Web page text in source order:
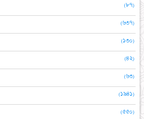
(৮৭)
(৬৩৭)
(১৩০)
(৪২)
(৬৩)
(১৯৪১)
(৫৫০)